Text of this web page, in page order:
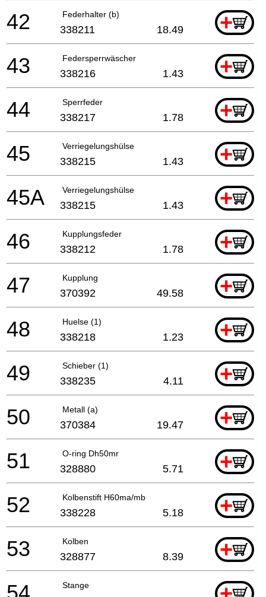
Federhalter (b) +
42 338211 18.49
Federsperrwäscher +
43 338216 1.43
Sperrfeder +
44 338217 1.78
Verriegelungshülse +
45 338215 1.43
Verriegelungshülse +
45A 338215 1.43
Kupplungsfeder +
46 338212 1.78
Kupplung +
47 370392 49.58
Huelse (1) +
48 338218 1.23
Schieber (1) +
49 338235 4.11
Metall (a) +
50 370384 19.47
O-ring Dh50mr +
51 328880 5.71
Kolbenstift H60ma/mb +
52 338228 5.18
Kolben +
53 328877 8.39
Stange